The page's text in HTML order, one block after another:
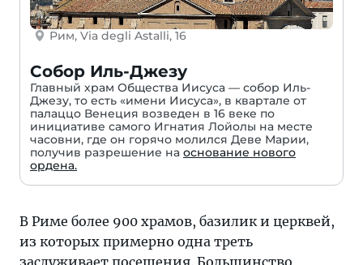
Рим, Via degli Astalli, 16
Собор Иль-Джезу
Главный храм Общества Иисуса — собор Иль-
Джезу, то есть «имени Иисуса», в квартале от
палаццо Венеция возведен в 16 веке по
инициативе самого Игнатия Лойолы на месте
часовни, где он горячо молился Деве Марии,
получив разрешение на основание нового
ордена.
В Риме более 900 храмов, базилик и церквей,
из которых примерно одна треть
заслуживает посещения. Большинство